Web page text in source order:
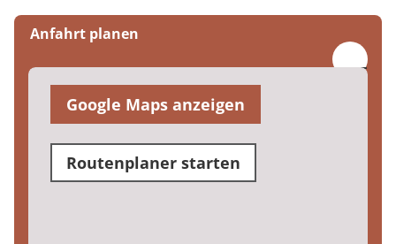
Anfahrt planen
Google Maps anzeigen
Routenplaner starten